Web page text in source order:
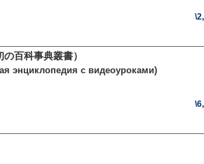
百科事典叢書）
энциклопедия с видеоуроками)